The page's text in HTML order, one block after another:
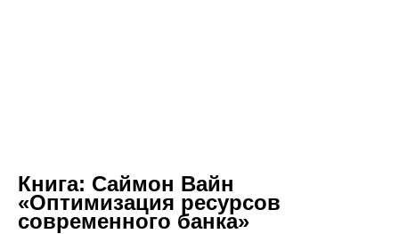
Книга: Саймон Вайн
«Оптимизация ресурсов
современного банка»